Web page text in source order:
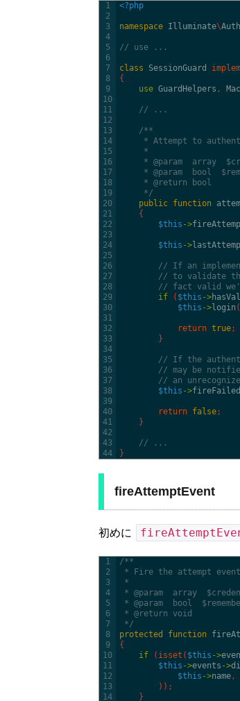
1
2
3
4
5
6
7
8
9
10
11
12
13
14
15
16
17
18
19
20
21
22
23
24
25
26
27
28
29
30
31
32
33
34
35
36
37
38
39
40
41
42
43
44
<?php
namespace Illuminate\Auth
// use ...
class SessionGuard
{
use GuardHelpers ,
// ...
/**
* Attempt to
*
* @param  array
* @param  bool
* @return bool
*/
public function
{
$this ->
$this ->
// If an
// to validate
// fact valid
if
( $this ->
$this ->login (
return true;
}
// If the
// may be
// an
$this ->
return false;
}
// ...
}
fireAttemptEvent
初めに
1
2
3
4
5
6
7
8
9
10
11
12
13
14
/**
* Fire the attempt
*
* @param  array
* @param  bool
* @return void
*/
protected
function
{
if
( isset ( $this ->
$this ->events ->
$this ->name,
) ) ;
}